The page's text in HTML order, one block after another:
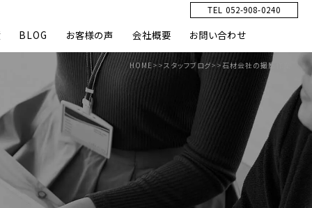
BLOG お客様の声 会社概要 お問い合わせ
TEL 052-908-0240
HOME>>スタッフブログ>>石材会社の撮影作業